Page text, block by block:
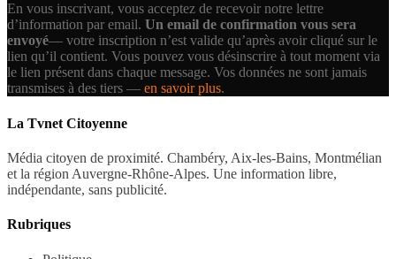
En vous inscrivant, vous acceptez de recevoir notre lettre
d’information par email. Un email de confirmation vous sera
envoyé— votre inscription n’est valide qu’après avoir cliqué sur le
lien qu’il contient. Vous pouvez vous désinscrire à tout moment via
le lien présent dans chaque message. Vos données ne sont jamais
transmises à des tiers — en savoir plus.
La Tvnet Citoyenne
Média citoyen de proximité. Chambéry, Aix-les-Bains, Montmélian
et la région Auvergne-Rhône-Alpes. Une information libre,
indépendante, sans publicité.
Rubriques